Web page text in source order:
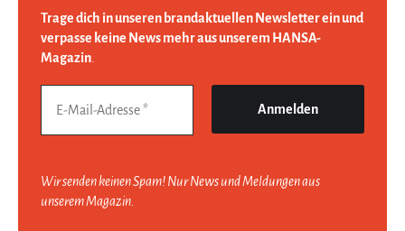
Trage dich in unseren brandaktuellen Newsletter ein und
verpasse keine News mehr aus unserem HANSA-
Magazin.
Wir senden keinen Spam! Nur News und Meldungen aus
unserem Magazin.